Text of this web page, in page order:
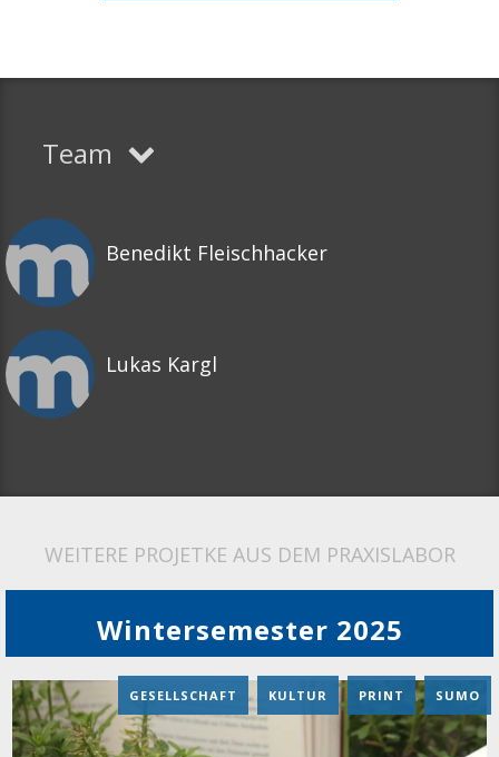
Team
Benedikt Fleischhacker
Lukas Kargl
WEITERE PROJETKE AUS DEM PRAXISLABOR
Wintersemester 2025
GESELLSCHAFT , KULTUR , PRINT , SUMO